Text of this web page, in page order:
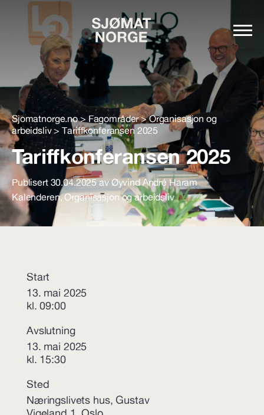
Sjomatnorge.no> Fagområder>Organisasjon og
arbeidsliv>Tariffkonferansen 2025
Tariffkonferansen 2025
Publisert 30.04.2025 av Øyvind André Haram
Kalenderen,Organisasjon og arbeidsliv
Start
13. mai 2025
kl. 09:00
Avslutning
13. mai 2025
kl. 15:30
Sted
Næringslivets hus, Gustav